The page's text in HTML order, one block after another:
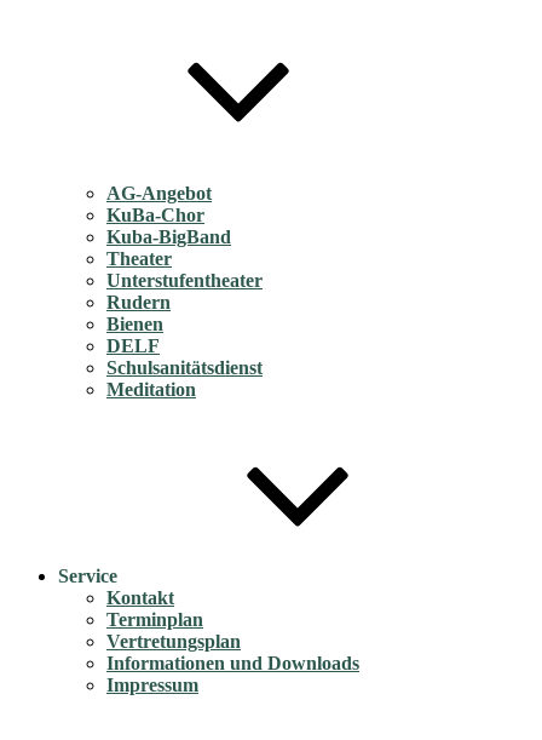
AG-Angebot
KuBa-Chor
Kuba-BigBand
Theater
Unterstufentheater
Rudern
Bienen
DELF
Schulsanitätsdienst
Meditation
Service
Kontakt
Terminplan
Vertretungsplan
Informationen und Downloads
Impressum